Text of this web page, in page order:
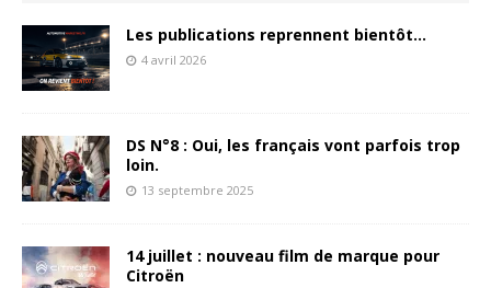
Les publications reprennent bientôt…
4 avril 2026
DS N°8 : Oui, les français vont parfois trop
loin.
13 septembre 2025
14 juillet : nouveau film de marque pour
Citroën